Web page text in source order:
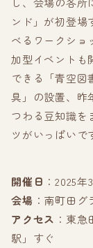
ンド」が初登場
べるワークショ
加型イベントも
できる「青空図
具」の設置、昨
つわる豆知識を
ツがいっぱいで
開催日 ：2025
会場 ：南町田
アクセス ：東
駅」すぐ